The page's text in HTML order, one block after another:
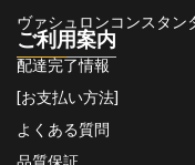
ヴァシュロンコンスタン
ご利用案内
配達完了情報
[お支払い方法]
よくある質問
品質保証